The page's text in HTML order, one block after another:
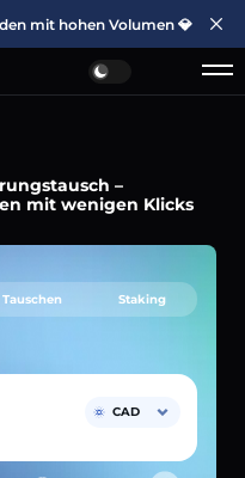
mit hohen Volumen 💎
–
mit wenigen Klicks
Tauschen Staking
CAD